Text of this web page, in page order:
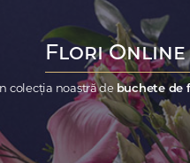
Flori Online
colecția noastră de buchete de